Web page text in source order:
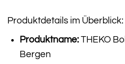
Produktdetails im Überblick:
Produktname:THEKO
Bergen